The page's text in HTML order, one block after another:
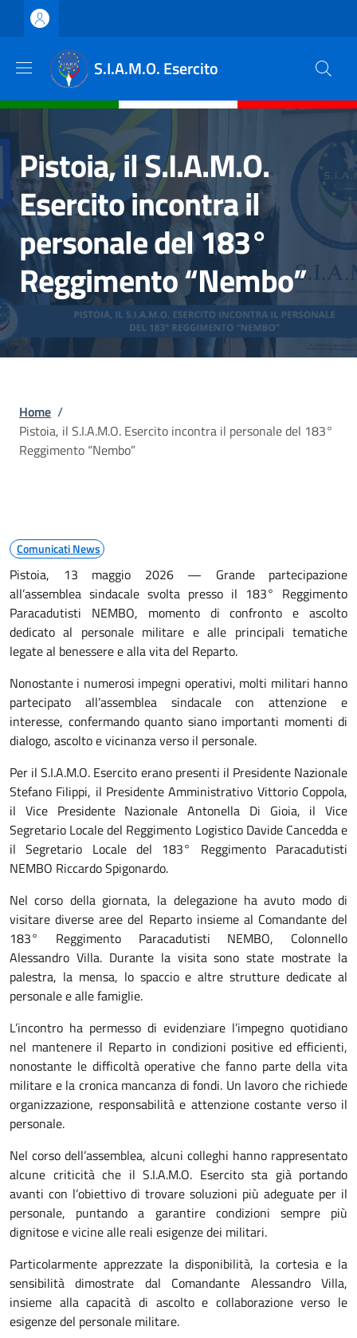
Salta al contenuto principale
Skip to footer content
S.I.A.M.O. Esercito
Pistoia, il S.I.A.M.O.
Esercito incontra il
personale del 183°
Reggimento “Nembo”
Briciole di pane
Home /
Pistoia, il S.I.A.M.O. Esercito incontra il personale del 183°
Reggimento “Nembo”
Comunicati News
Pistoia, 13 maggio 2026 — Grande partecipazione
all’assemblea sindacale svolta presso il 183° Reggimento
Paracadutisti NEMBO, momento di confronto e ascolto
dedicato al personale militare e alle principali tematiche
legate al benessere e alla vita del Reparto.
Nonostante i numerosi impegni operativi, molti militari hanno
partecipato all’assemblea sindacale con attenzione e
interesse, confermando quanto siano importanti momenti di
dialogo, ascolto e vicinanza verso il personale.
Per il S.I.A.M.O. Esercito erano presenti il Presidente Nazionale
Stefano Filippi, il Presidente Amministrativo Vittorio Coppola,
il Vice Presidente Nazionale Antonella Di Gioia, il Vice
Segretario Locale del Reggimento Logistico Davide Cancedda e
il Segretario Locale del 183° Reggimento Paracadutisti
NEMBO Riccardo Spigonardo.
Nel corso della giornata, la delegazione ha avuto modo di
visitare diverse aree del Reparto insieme al Comandante del
183° Reggimento Paracadutisti NEMBO, Colonnello
Alessandro Villa. Durante la visita sono state mostrate la
palestra, la mensa, lo spaccio e altre strutture dedicate al
personale e alle famiglie.
L’incontro ha permesso di evidenziare l’impegno quotidiano
nel mantenere il Reparto in condizioni positive ed efficienti,
nonostante le difficoltà operative che fanno parte della vita
militare e la cronica mancanza di fondi. Un lavoro che richiede
organizzazione, responsabilità e attenzione costante verso il
personale.
Nel corso dell’assemblea, alcuni colleghi hanno rappresentato
alcune criticità che il S.I.A.M.O. Esercito sta già portando
avanti con l’obiettivo di trovare soluzioni più adeguate per il
personale, puntando a garantire condizioni sempre più
dignitose e vicine alle reali esigenze dei militari.
Particolarmente apprezzate la disponibilità, la cortesia e la
sensibilità dimostrate dal Comandante Alessandro Villa,
insieme alla capacità di ascolto e collaborazione verso le
esigenze del personale militare.